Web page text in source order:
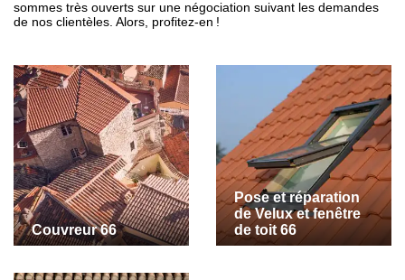
sommes très ouverts sur une négociation suivant les demandes
de nos clientèles. Alors, profitez-en !
Couvreur 66
Pose et réparation
de Velux et fenêtre
de toit 66